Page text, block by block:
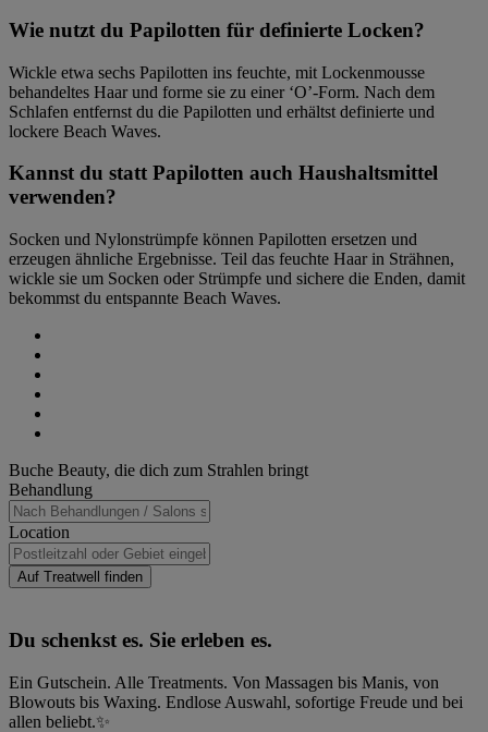
Wie nutzt du Papilotten für definierte Locken?
Wickle etwa sechs Papilotten ins feuchte, mit Lockenmousse
behandeltes Haar und forme sie zu einer ‘O’-Form. Nach dem
Schlafen entfernst du die Papilotten und erhältst definierte und
lockere Beach Waves.
Kannst du statt Papilotten auch Haushaltsmittel
verwenden?
Socken und Nylonstrümpfe können Papilotten ersetzen und
erzeugen ähnliche Ergebnisse. Teil das feuchte Haar in Strähnen,
wickle sie um Socken oder Strümpfe und sichere die Enden, damit
bekommst du entspannte Beach Waves.
window)
new
window)
(opens
new
window)
eMail
(opens
new
window)
Haupt-
Sidebar
Buche Beauty, die dich zum Strahlen bringt
Behandlung
Location
Auf Treatwell finden
Du schenkst es. Sie erleben es.
Ein Gutschein. Alle Treatments. Von Massagen bis Manis, von
Blowouts bis Waxing. Endlose Auswahl, sofortige Freude und bei
allen beliebt.✨